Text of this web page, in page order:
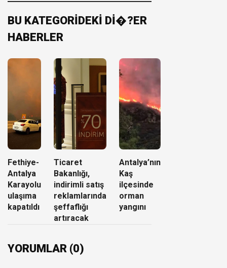
BU KATEGORİDEKİ Dİ�?ER
HABERLER
Fethiye-
Antalya
Karayolu
ulaşıma
kapatıldı
Ticaret
Bakanlığı,
indirimli satış
reklamlarında
şeffaflığı
artıracak
Antalya’nın
Kaş
ilçesinde
orman
yangını
YORUMLAR (0)